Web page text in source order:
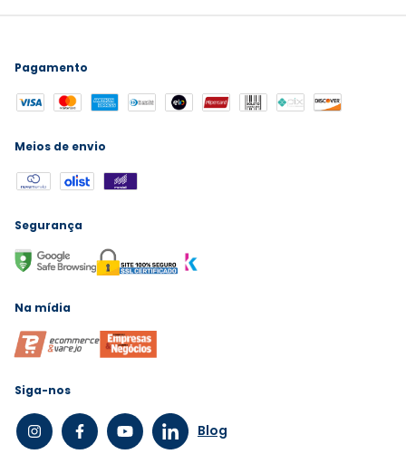
Pagamento
Meios de envio
Segurança
Na mídia
Siga-nos
Blog